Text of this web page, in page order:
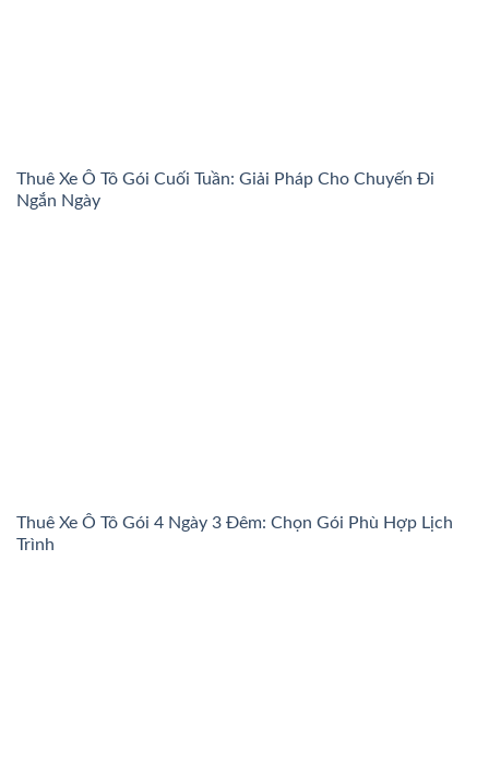
Thuê Xe Ô Tô Gói Cuối Tuần: Giải Pháp Cho Chuyến Đi
Ngắn Ngày
Thuê Xe Ô Tô Gói 4 Ngày 3 Đêm: Chọn Gói Phù Hợp Lịch
Trình